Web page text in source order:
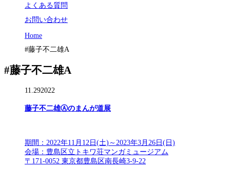
よくある質問
お問い合わせ
Home
#藤子不二雄A
#藤子不二雄A
11.292022
藤子不二雄Ⓐのまんが道展
期間：2022年11月12日(土)～2023年3月26日(日)
会場：豊島区立トキワ荘マンガミュージアム
〒171-0052 東京都豊島区南長崎3-9-22